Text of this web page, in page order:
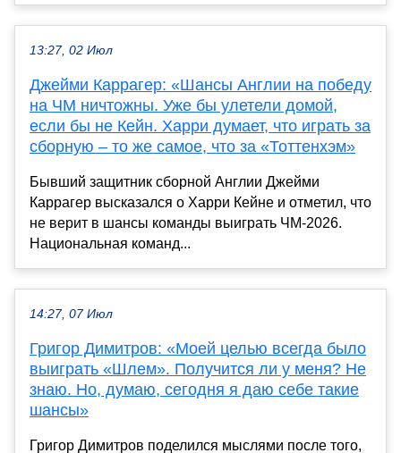
13:27, 02 Июл
Джейми Каррагер: «Шансы Англии на победу
на ЧМ ничтожны. Уже бы улетели домой,
если бы не Кейн. Харри думает, что играть за
сборную – то же самое, что за «Тоттенхэм»
Бывший защитник сборной Англии Джейми
Каррагер высказался о Харри Кейне и отметил, что
не верит в шансы команды выиграть ЧМ-2026.
Национальная команд...
14:27, 07 Июл
Григор Димитров: «Моей целью всегда было
выиграть «Шлем». Получится ли у меня? Не
знаю. Но, думаю, сегодня я даю себе такие
шансы»
Григор Димитров поделился мыслями после того,